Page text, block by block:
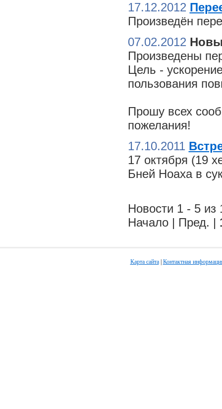
17.12.2012
Произведён
07.02.2012
Произведены
Цель -
пользования
Прошу всех
пожелания!
17.10.2011
17 октября (19
Бней Ноаха в
Новости 1 - 5 из
Начало | Пред. |
Карта сайта| Контактная